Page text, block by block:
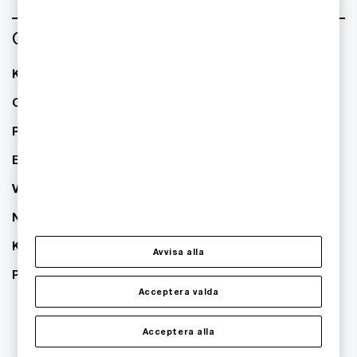
Om oss
Kontakta oss
Om PwC
Pressrum
Event
Våra kontor
Nyhetsbrev
Karriär
PwC:s hållbarhetsarbete
Avvisa alla
Acceptera alla
Acceptera valda